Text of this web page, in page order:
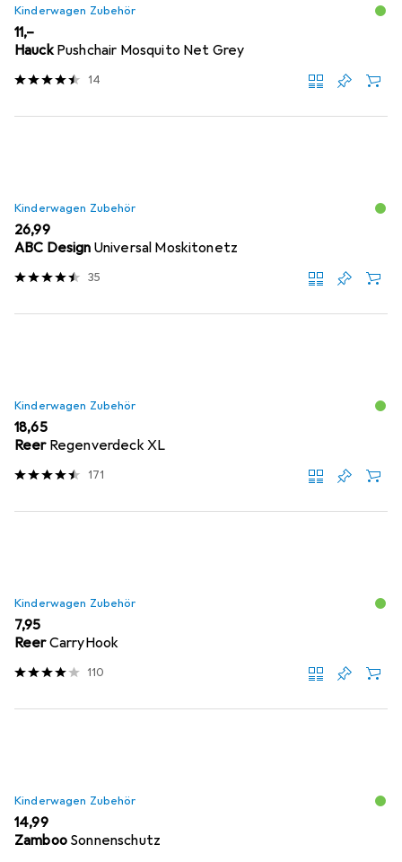
Kinderwagen Zubehör
EUR
11,–
Hauck Pushchair Mosquito Net Grey
14
Kinderwagen Zubehör
EUR
26,99
ABC Design Universal Moskitonetz
35
Kinderwagen Zubehör
EUR
18,65
Reer Regenverdeck XL
171
Kinderwagen Zubehör
EUR
7,95
ReerCarryHook
110
Kinderwagen Zubehör
EUR
14,99
Zamboo Sonnenschutz